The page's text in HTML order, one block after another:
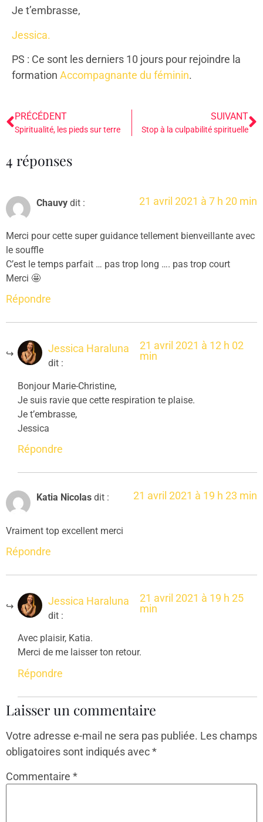
Je t’embrasse,
Jessica.
PS : Ce sont les derniers 10 jours pour rejoindre la
formation Accompagnante du féminin.
PRÉCÉDENT
Spiritualité, les pieds sur terre
SUIVANT
Stop à la culpabilité spirituelle
4 réponses
Chauvy dit : 21 avril 2021 à 7 h 20 min
Merci pour cette super guidance tellement bienveillante avec
le souffle
C’est le temps parfait … pas trop long …. pas trop court
Merci 🤩
Répondre
Jessica Haraluna
dit :
21 avril 2021 à 12 h 02
min
Bonjour Marie-Christine,
Je suis ravie que cette respiration te plaise.
Je t’embrasse,
Jessica
Répondre
Katia Nicolas dit : 21 avril 2021 à 19 h 23 min
Vraiment top excellent merci
Répondre
Jessica Haraluna
dit :
21 avril 2021 à 19 h 25
min
Avec plaisir, Katia.
Merci de me laisser ton retour.
Répondre
Laisser un commentaire
Votre adresse e-mail ne sera pas publiée. Les champs
obligatoires sont indiqués avec*
Commentaire *